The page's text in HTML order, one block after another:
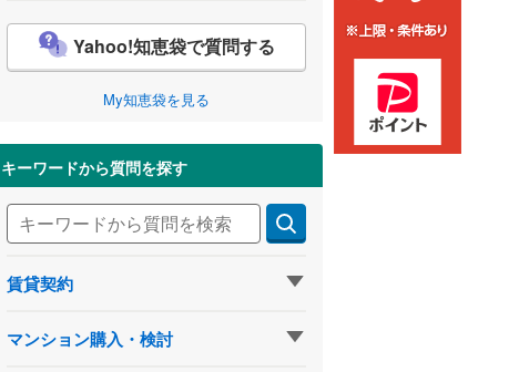
Yahoo!知恵袋で質問する
My知恵袋を見る
キーワードから質問を探す
賃貸契約
マンション購入・検討